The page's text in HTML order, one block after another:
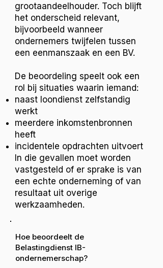
grootaandeelhouder. Toch blijft
het onderscheid relevant,
bijvoorbeeld wanneer
ondernemers twijfelen tussen
een eenmanszaak en een BV.
De beoordeling speelt ook een
rol bij situaties waarin iemand:
naast loondienst zelfstandig
werkt
meerdere inkomstenbronnen
heeft
incidentele opdrachten uitvoert
In die gevallen moet worden
vastgesteld of er sprake is van
een echte onderneming of van
resultaat uit overige
werkzaamheden.
Hoe beoordeelt de
Belastingdienst IB-
ondernemerschap?